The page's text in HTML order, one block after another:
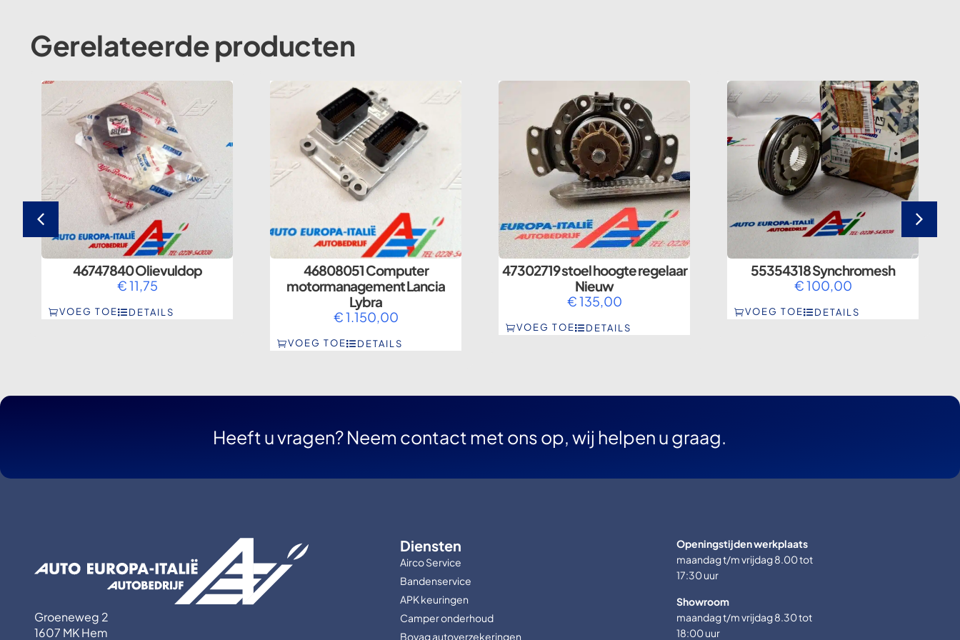
Gerelateerde producten
46747840 Olievuldop
€11,75
VOEG TOE DETAILS
46808051 Computer
motormanagement Lancia
Lybra
€1.150,00
VOEG TOE DETAILS
47302719 stoel hoogte regelaar
Nieuw
€135,00
VOEG TOE DETAILS
55354318 Synchromesh
€100,00
VOEG TOE DETAILS
Heeft u vragen? Neem contact met ons op, wij helpen u graag.
Groeneweg 2
1607 MK Hem
Diensten
Airco Service
Bandenservice
APK keuringen
Camper onderhoud
Bovag autoverzekeringen
Openingstijden werkplaats
maandag t/m vrijdag 8.00 tot
17:30 uur
Showroom
maandag t/m vrijdag 8.30 tot
18:00 uur